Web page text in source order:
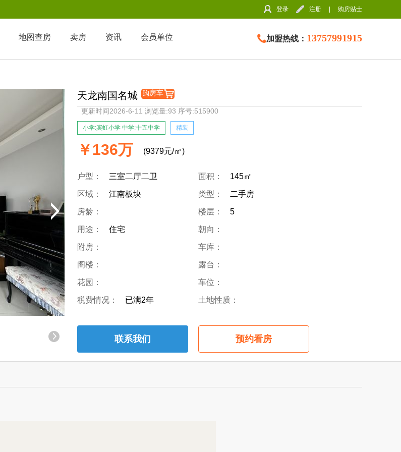
登录 注册 购房贴士
地图查房 卖房 资讯 会员单位 加盟热线： 13757991915
天龙南国名城 购房车
更新时间2026-6-11 浏览量:93 序号:515900
小学:宾虹小学 中学:十五中学 精装
￥136万 (9379元/㎡)
户型： 三室二厅二卫 面积： 145㎡
区域： 江南板块 类型： 二手房
房龄： 楼层： 5
用途： 住宅 朝向：
附房： 车库：
阁楼： 露台：
花园： 车位：
税费情况： 已满2年 土地性质：
联系我们 预约看房